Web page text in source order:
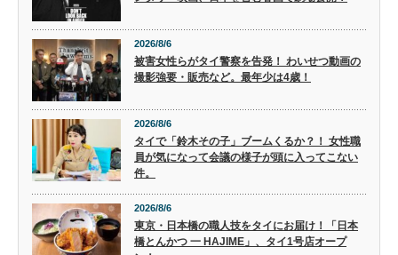
2026/8/6
被害女性らがタイ警察を告発！ わいせつ動画の
撮影強要・販売など。最年少は4歳！
2026/8/6
タイで「鈴木その子」ブームくるか？！ 女性職
員が気になって会議の様子が頭に入ってこない
件。
2026/8/6
東京・日本橋の職人技をタイにお届け！「日本
橋とんかつ 一 HAJIME」、タイ1号店オープ